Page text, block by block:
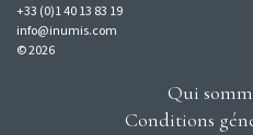
+33 (0)1 40 13 83 19
info@inumis.com
© 2026
Qui
Conditions